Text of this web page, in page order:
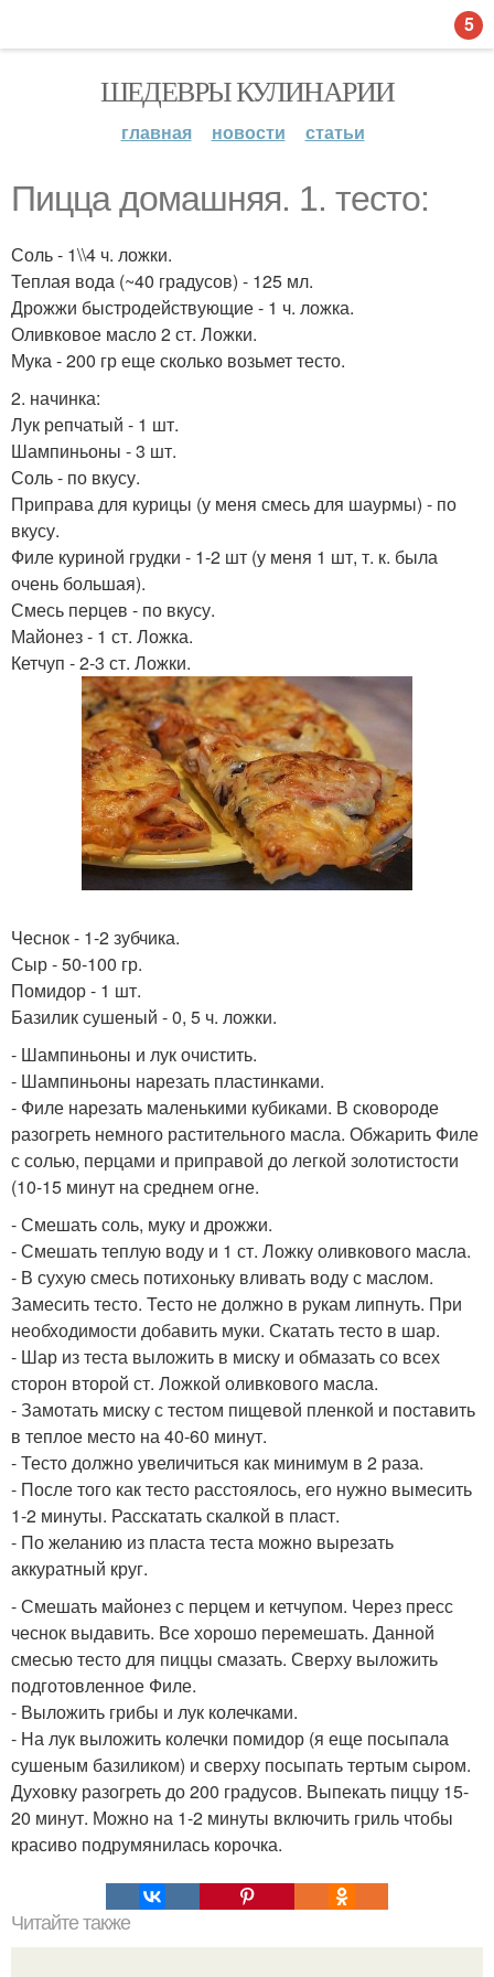
ШЕДЕВРЫ КУЛИНАРИИ
главная новости статьи
Пицца домашняя. 1. тесто:
Соль - 1\\4 ч. ложки.
Теплая вода (~40 градусов) - 125 мл.
Дрожжи быстродействующие - 1 ч. ложка.
Оливковое масло 2 ст. Ложки.
Мука - 200 гр еще сколько возьмет тесто.
2. начинка:
Лук репчатый - 1 шт.
Шампиньоны - 3 шт.
Соль - по вкусу.
Приправа для курицы (у меня смесь для шаурмы) - по
вкусу.
Филе куриной грудки - 1-2 шт (у меня 1 шт, т. к. была
очень большая).
Смесь перцев - по вкусу.
Майонез - 1 ст. Ложка.
Кетчуп - 2-3 ст. Ложки.
Чеснок - 1-2 зубчика.
Сыр - 50-100 гр.
Помидор - 1 шт.
Базилик сушеный - 0, 5 ч. ложки.
- Шампиньоны и лук очистить.
- Шампиньоны нарезать пластинками.
- Филе нарезать маленькими кубиками. В сковороде
разогреть немного растительного масла. Обжарить Филе
с солью, перцами и приправой до легкой золотистости
(10-15 минут на среднем огне.
- Смешать соль, муку и дрожжи.
- Смешать теплую воду и 1 ст. Ложку оливкового масла.
- В сухую смесь потихоньку вливать воду с маслом.
Замесить тесто. Тесто не должно в рукам липнуть. При
необходимости добавить муки. Скатать тесто в шар.
- Шар из теста выложить в миску и обмазать со всех
сторон второй ст. Ложкой оливкового масла.
- Замотать миску с тестом пищевой пленкой и поставить
в теплое место на 40-60 минут.
- Тесто должно увеличиться как минимум в 2 раза.
- После того как тесто расстоялось, его нужно вымесить
1-2 минуты. Расскатать скалкой в пласт.
- По желанию из пласта теста можно вырезать
аккуратный круг.
- Смешать майонез с перцем и кетчупом. Через пресс
чеснок выдавить. Все хорошо перемешать. Данной
смесью тесто для пиццы смазать. Сверху выложить
подготовленное Филе.
- Выложить грибы и лук колечками.
- На лук выложить колечки помидор (я еще посыпала
сушеным базиликом) и сверху посыпать тертым сыром.
Духовку разогреть до 200 градусов. Выпекать пиццу 15-
20 минут. Можно на 1-2 минуты включить гриль чтобы
красиво подрумянилась корочка.
Читайте также
5